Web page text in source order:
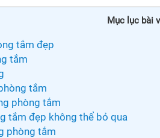
Mục lục bài
tắm đẹp
tắm
tắm
phòng tắm
tắm đẹp không thể bỏ qua
phòng tắm